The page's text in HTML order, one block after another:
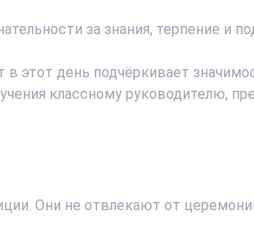
за знания, терпение
этот день подчёркивает
классному руководителю,
Они не отвлекают от